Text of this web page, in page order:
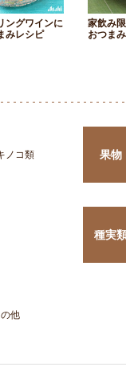
ングワインに
みレシピ
家飲み
おつま
ノコ類
果物
種実
他